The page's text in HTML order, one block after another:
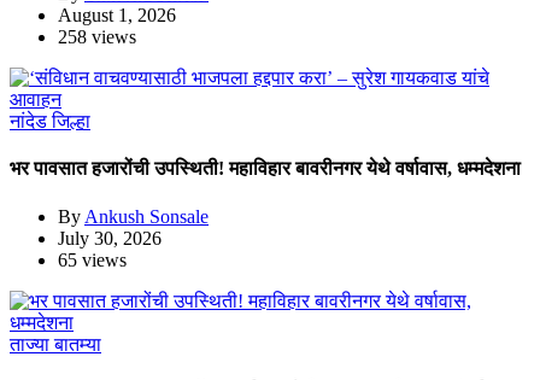
August 1, 2026
258 views
नांदेड जिल्हा
भर पावसात हजारोंची उपस्थिती! महाविहार बावरीनगर येथे वर्षावास, धम्मदेशना
By Ankush Sonsale
July 30, 2026
65 views
ताज्या बातम्या